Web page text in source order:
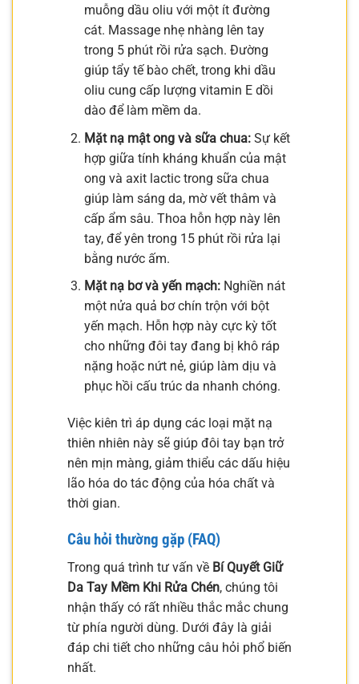
muỗng dầu oliu với một ít đường
cát. Massage nhẹ nhàng lên tay
trong 5 phút rồi rửa sạch. Đường
giúp tẩy tế bào chết, trong khi dầu
oliu cung cấp lượng vitamin E dồi
dào để làm mềm da.
Mặt nạ mật ong và sữa chua:Sự kết
hợp giữa tính kháng khuẩn của mật
ong và axit lactic trong sữa chua
giúp làm sáng da, mờ vết thâm và
cấp ẩm sâu. Thoa hỗn hợp này lên
tay, để yên trong 15 phút rồi rửa lại
bằng nước ấm.
Mặt nạ bơ và yến mạch:Nghiền nát
một nửa quả bơ chín trộn với bột
yến mạch. Hỗn hợp này cực kỳ tốt
cho những đôi tay đang bị khô ráp
nặng hoặc nứt nẻ, giúp làm dịu và
phục hồi cấu trúc da nhanh chóng.
Việc kiên trì áp dụng các loại mặt nạ
thiên nhiên này sẽ giúp đôi tay bạn trở
nên mịn màng, giảm thiểu các dấu hiệu
lão hóa do tác động của hóa chất và
thời gian.
Câu hỏi thường gặp (FAQ)
Trong quá trình tư vấn về Bí Quyết Giữ
Da Tay Mềm Khi Rửa Chén, chúng tôi
nhận thấy có rất nhiều thắc mắc chung
từ phía người dùng. Dưới đây là giải
đáp chi tiết cho những câu hỏi phổ biến
nhất.